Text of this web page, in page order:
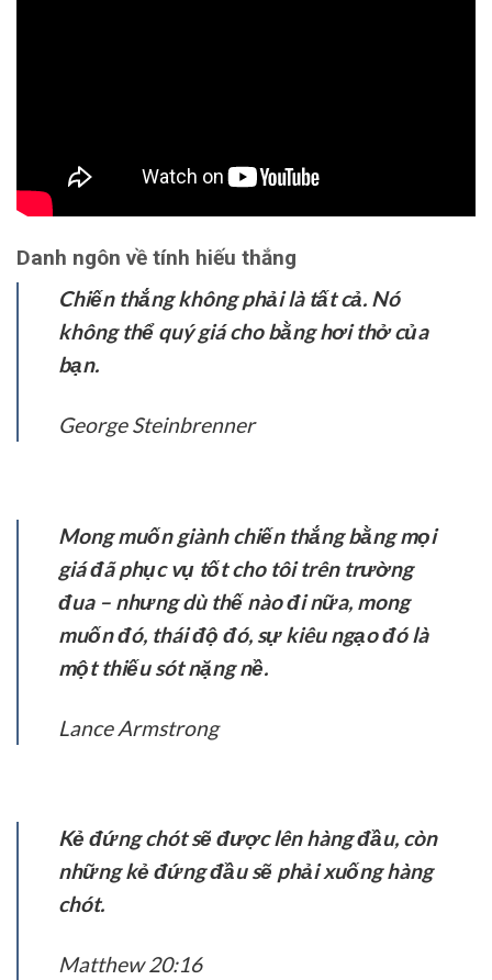
Danh ngôn về tính hiếu thắng
Chiến thắng không phải là tất cả. Nó
không thể quý giá cho bằng hơi thở của
bạn.
George Steinbrenner
Mong muốn giành chiến thắng bằng mọi
giá đã phục vụ tốt cho tôi trên trường
đua – nhưng dù thế nào đi nữa, mong
muốn đó, thái độ đó, sự kiêu ngạo đó là
một thiếu sót nặng nề.
Lance Armstrong
Kẻ đứng chót sẽ được lên hàng đầu, còn
những kẻ đứng đầu sẽ phải xuống hàng
chót.
Matthew 20:16